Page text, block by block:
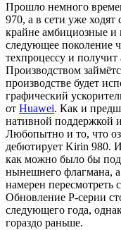
Прошло немного
970, а в сети уже
крайне амбициозные и
следующее поколение
техпроцессу и
Производством
производстве будет
графический
от Huawei. Как и
нативной поддержкой
Любопытно и то, что
дебютирует Kirin 980.
как можно было бы
нынешнего флагмана, а
намерен пересмотреть
Обновление P-серии
следующего года,
гораздо раньше.